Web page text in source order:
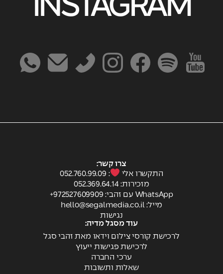
INSTAGRAM
צרו קשר:
התקשרו אלי
: 052.760.99.09
מזכירות: ⁦052.369.64.14
WhatsApp עם זהבי: 972527609909+
מייל: hello@segalmedia.co.il
נגישות
עוד מסגל מדיה:
לרכישת קורסי צילום וידאו מאת זהבי סגל
לרכישת פגישות ייעוץ
ערכי החברה
שאלות ותשובות